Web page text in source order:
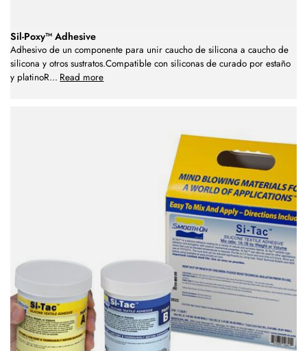
Sil-Poxy™ Adhesive
Adhesivo de un componente para unir caucho de silicona a caucho de
silicona y otros sustratos.Compatible con siliconas de curado por estaño
y platinoR... Read more